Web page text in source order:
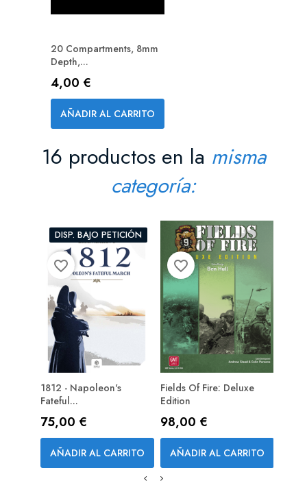
20 Compartments, 8mm
Depth,...
Precio
4,00 €
AÑADIR AL CARRITO
16 productos en la misma
categoría:
DISP. BAJO PETICIÓN
1812 - Napoleon's
Fateful...
Precio
75,00 €
AÑADIR AL CARRITO
favorite_border
PREPEDIDO (RESERVA)
Fields Of Fire: Deluxe
Edition
Precio
98,00 €
AÑADIR AL CARRITO
favorite_border